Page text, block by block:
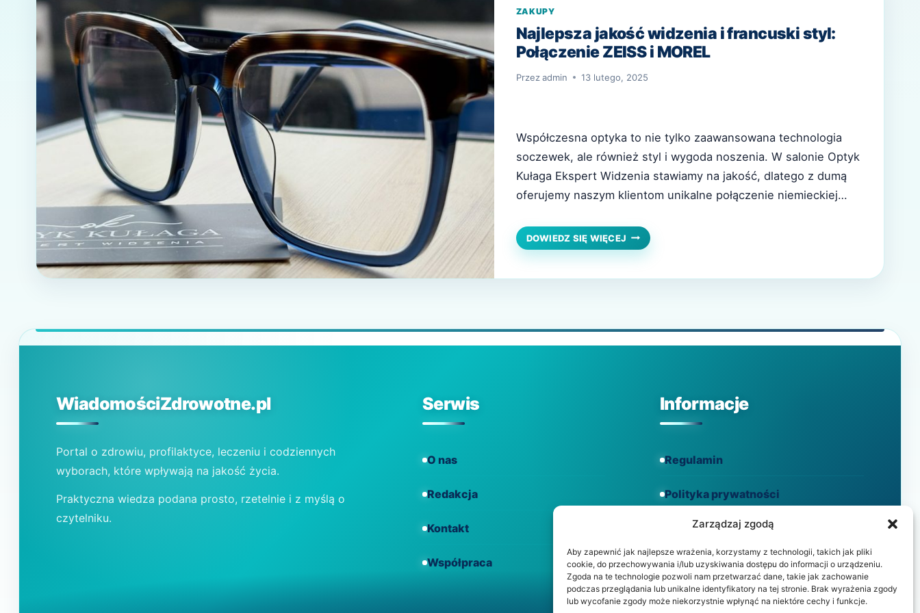
Zarządzaj zgodą
Aby zapewnić jak najlepsze wrażenia, korzystamy z technologii, takich jak pliki
cookie, do przechowywania i/lub uzyskiwania dostępu do informacji o urządzeniu.
Zgoda na te technologie pozwoli nam przetwarzać dane, takie jak zachowanie
podczas przeglądania lub unikalne identyfikatory na tej stronie. Brak wyrażenia zgody
lub wycofanie zgody może niekorzystnie wpłynąć na niektóre cechy i funkcje.
ZAKUPY
Najlepsza jakość widzenia i francuski styl:
Połączenie ZEISS i MOREL
Przez admin 13 lutego, 2025
Współczesna optyka to nie tylko zaawansowana technologia
soczewek, ale również styl i wygoda noszenia. W salonie Optyk
Kułaga Ekspert Widzenia stawiamy na jakość, dlatego z dumą
oferujemy naszym klientom unikalne połączenie niemieckiej
zestawienie to gwarancja perfekcyjnego widzenia oraz
ponadczasowego designu. Doskonałe połączenie precyzji i
DOWIEDZ SIĘ WIĘCEJ NAJLEPSZA
JAKOŚĆ
ZEISS
I
WiadomościZdrowotne.pl
Portal o zdrowiu, profilaktyce, leczeniu i codziennych
wyborach, które wpływają na jakość życia.
Praktyczna wiedza podana prosto, rzetelnie i z myślą o
czytelniku.
Serwis
O nas
Redakcja
Kontakt
Współpraca
Informacje
Regulamin
Polityka prywatności
Polityka cookies